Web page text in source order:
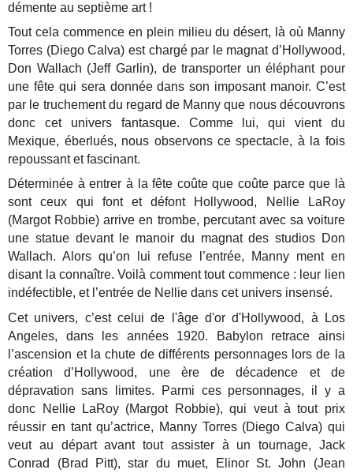
démente au septième art !
Tout cela commence en plein milieu du désert, là où Manny
Torres (Diego Calva) est chargé par le magnat d’Hollywood,
Don Wallach (Jeff Garlin), de transporter un éléphant pour
une fête qui sera donnée dans son imposant manoir. C’est
par le truchement du regard de Manny que nous découvrons
donc cet univers fantasque. Comme lui, qui vient du
Mexique, éberlués, nous observons ce spectacle, à la fois
repoussant et fascinant.
Déterminée à entrer à la fête coûte que coûte parce que là
sont ceux qui font et défont Hollywood, Nellie LaRoy
(Margot Robbie) arrive en trombe, percutant avec sa voiture
une statue devant le manoir du magnat des studios Don
Wallach. Alors qu’on lui refuse l’entrée, Manny ment en
disant la connaître. Voilà comment tout commence : leur lien
indéfectible, et l’entrée de Nellie dans cet univers insensé.
Cet univers, c’est celui de l'âge d'or d'Hollywood, à Los
Angeles, dans les années 1920. Babylon retrace ainsi
l’ascension et la chute de différents personnages lors de la
création d’Hollywood, une ère de décadence et de
dépravation sans limites. Parmi ces personnages, il y a
donc Nellie LaRoy (Margot Robbie), qui veut à tout prix
réussir en tant qu’actrice, Manny Torres (Diego Calva) qui
veut au départ avant tout assister à un tournage, Jack
Conrad (Brad Pitt), star du muet, Elinor St. John (Jean